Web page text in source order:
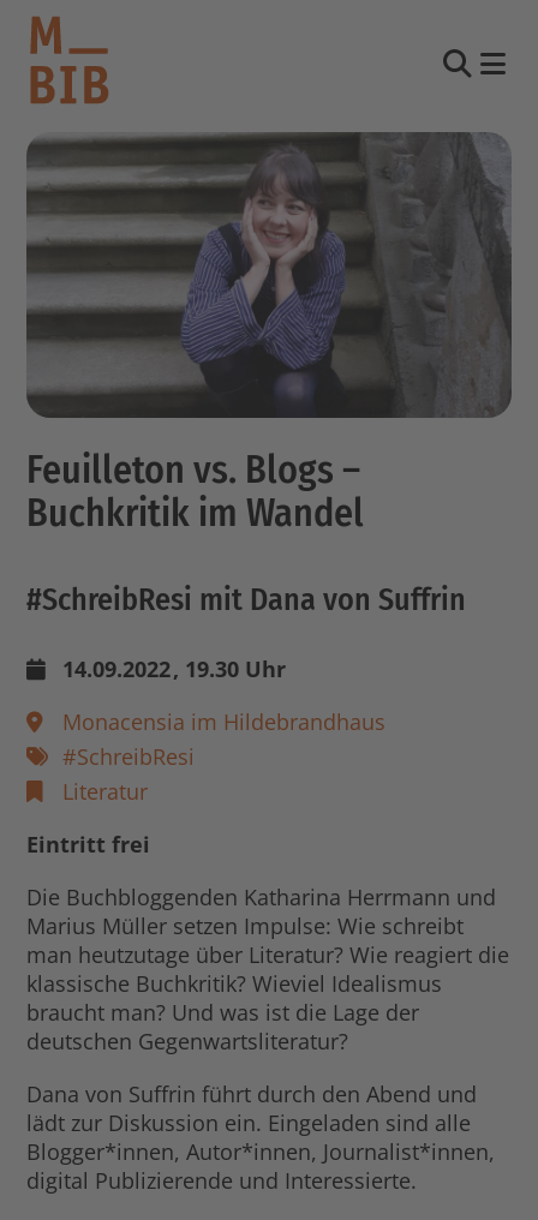
Feuilleton vs. Blogs –
Buchkritik im Wandel
#SchreibResi mit Dana von Suffrin
14.09.2022, 19.30 Uhr
Monacensia im Hildebrandhaus
#SchreibResi
Literatur
Eintritt frei
Die Buchbloggenden Katharina Herrmann und
Marius Müller setzen Impulse: Wie schreibt
man heutzutage über Literatur? Wie reagiert die
klassische Buchkritik? Wieviel Idealismus
braucht man? Und was ist die Lage der
deutschen Gegenwartsliteratur?
Dana von Suffrin führt durch den Abend und
lädt zur Diskussion ein. Eingeladen sind alle
Blogger*innen, Autor*innen, Journalist*innen,
digital Publizierende und Interessierte.
informieren
entdecken
mitmachen
Kontakt
Katalog
English
other languages